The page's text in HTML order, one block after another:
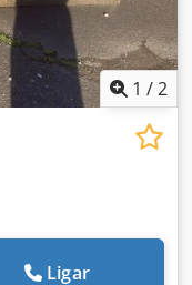
1 /2
Ligar